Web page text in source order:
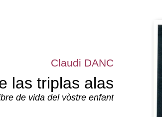
Claudi DANC
las triplas alas
de vida del vòstre enfant